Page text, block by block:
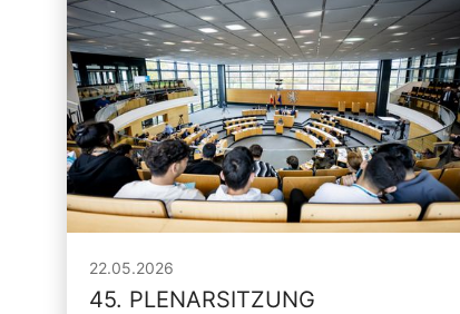
22.05.2026
45. PLENARSITZUNG